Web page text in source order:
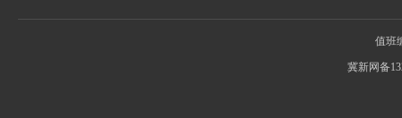
值班
冀新网备